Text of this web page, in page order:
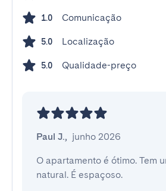
1.0 Comunicação
5.0 Localização
5.0 Qualidade-preço
Paul J., junho 2026
O apartamento é ótimo. Tem
natural. É espaçoso.